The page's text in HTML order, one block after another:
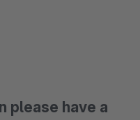
please have a